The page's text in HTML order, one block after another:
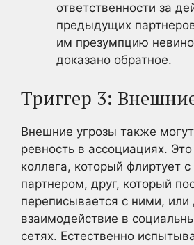
ответственности за
предыдущих
им презумпцию
доказано обратное.
Триггер 3:
Внешние угрозы также
ревность в ассоциациях.
коллега, который флиртует
партнером, друг, который
переписывается с ними,
взаимодействие в
сетях. Естественно